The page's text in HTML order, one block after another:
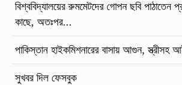
বিশ্ববিদ্যালয়ের রুমমেটদের গোপন ছবি পাঠাতেন
কাছে, অতঃপর...
পাকিস্তান হাইকমিশনারের বাসায় আগুন, স্ত্রীসহ
সুখবর দিল ফেসবুক